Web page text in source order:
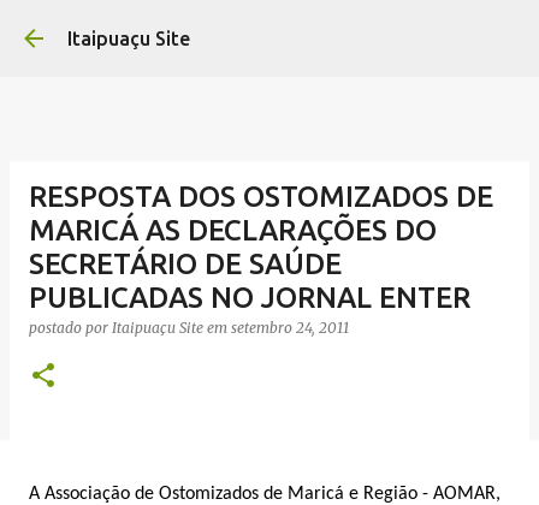
Itaipuaçu Site
RESPOSTA DOS OSTOMIZADOS DE
MARICÁ AS DECLARAÇÕES DO
SECRETÁRIO DE SAÚDE
PUBLICADAS NO JORNAL ENTER
postado por Itaipuaçu Site em setembro 24, 2011
A Associação de Ostomizados de Maricá e Região - AOMAR,